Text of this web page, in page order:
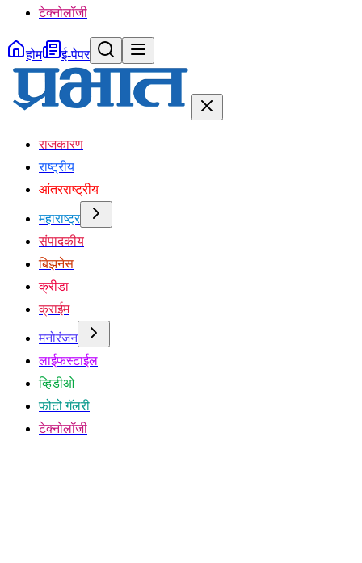
टेक्नोलॉजी
होम ई-पेपर
राजकारण
राष्ट्रीय
आंतरराष्ट्रीय
महाराष्ट्र
संपादकीय
बिझनेस
क्रीडा
क्राईम
मनोरंजन
लाईफस्टाईल
व्हिडीओ
फोटो गॅलरी
टेक्नोलॉजी